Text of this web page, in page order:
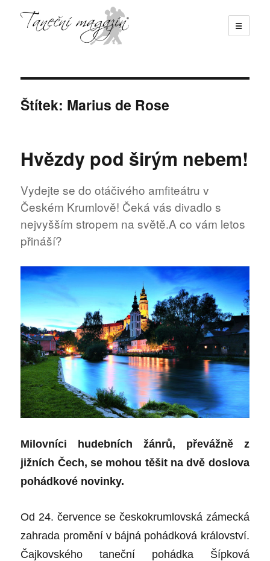
☰
Štítek: Marius de Rose
Hvězdy pod širým nebem!
Vydejte se do otáčivého amfiteátru v
Českém Krumlově! Čeká vás divadlo s
nejvyšším stropem na světě.A co vám letos
přináší?
Milovníci hudebních žánrů, převážně z
jižních Čech, se mohou těšit na dvě doslova
pohádkové novinky.
Od 24. července se českokrumlovská zámecká
zahrada promění v bájná pohádková království.
Čajkovského taneční pohádka Šípková